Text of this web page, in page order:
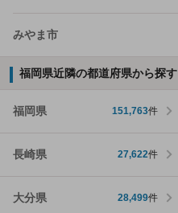
みやま市
福岡県近隣の都道府県から探す
福岡県 151,763件
長崎県 27,622件
大分県 28,499件